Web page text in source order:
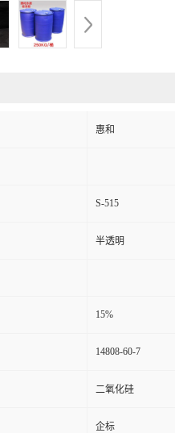
惠和
S-515
半透明
15%
14808-60-7
二氧化硅
企标